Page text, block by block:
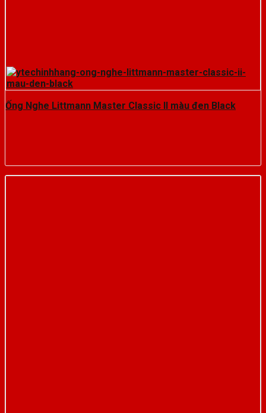
Ống Nghe Littmann Master Classic II màu đen Black